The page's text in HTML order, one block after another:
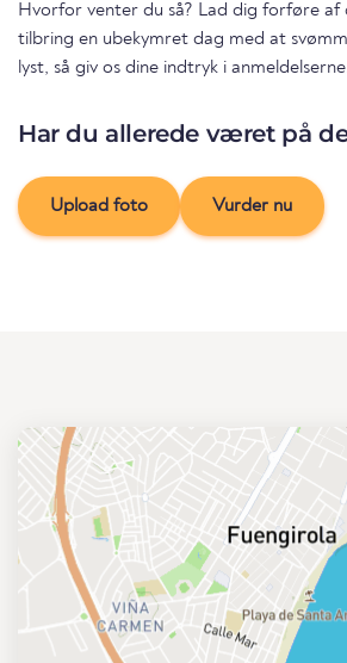
Hvorfor venter du så? Lad dig forføre af
tilbring en ubekymret dag med at
lyst, så giv os dine indtryk i
Har du allerede været på
Upload foto Vurder nu